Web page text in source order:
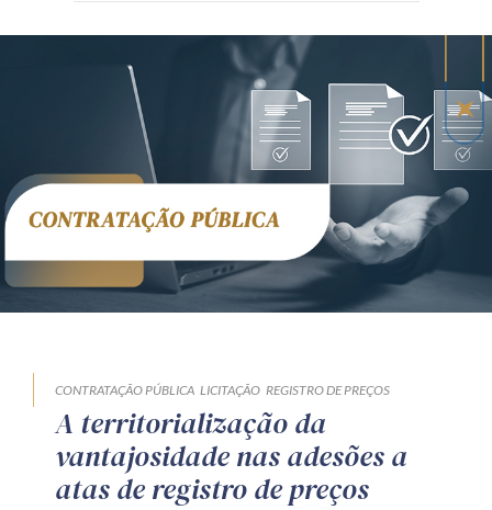
CONTRATAÇÃO PÚBLICA LICITAÇÃO REGISTRO DE PREÇOS
A territorialização da
vantajosidade nas adesões a
atas de registro de preços